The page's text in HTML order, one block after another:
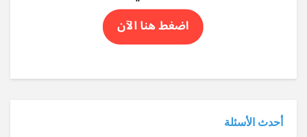
أحدث الأسئلة